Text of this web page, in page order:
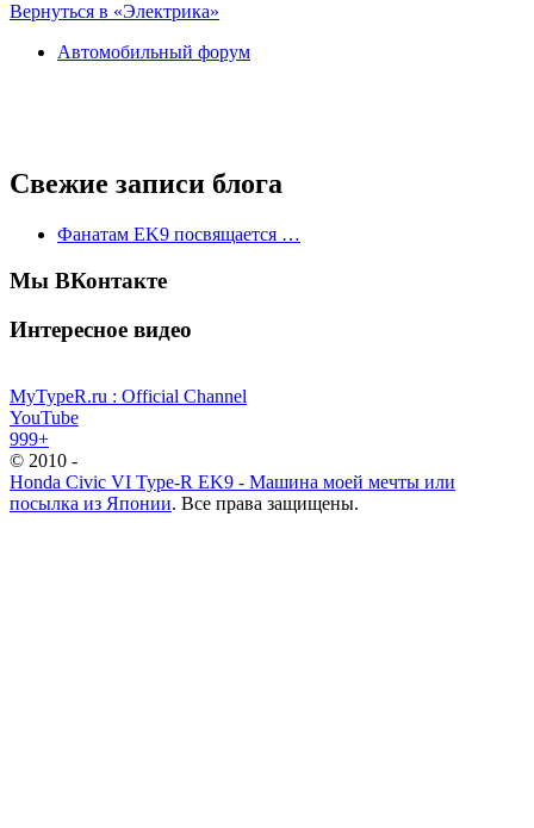
Вернуться в «Электрика»
Автомобильный форум
Свежие записи блога
Фанатам EK9 посвящается …
Мы ВКонтакте
Интересное видео
MyTypeR.ru : Official Channel
YouTube
999+
© 2010 -
Honda Civic VI Type-R EK9 - Машина моей мечты или
посылка из Японии. Все права защищены.